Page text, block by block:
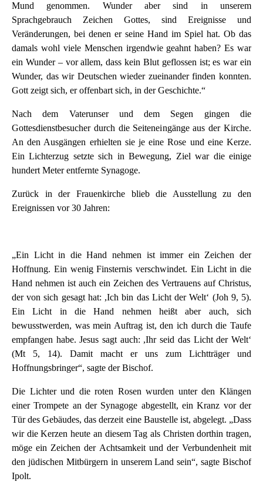
Mund genommen. Wunder aber sind in unserem
Sprachgebrauch Zeichen Gottes, sind Ereignisse und
Veränderungen, bei denen er seine Hand im Spiel hat. Ob das
damals wohl viele Menschen irgendwie geahnt haben? Es war
ein Wunder – vor allem, dass kein Blut geflossen ist; es war ein
Wunder, das wir Deutschen wieder zueinander finden konnten.
Gott zeigt sich, er offenbart sich, in der Geschichte.“
Nach dem Vaterunser und dem Segen gingen die
Gottesdienstbesucher durch die Seiteneingänge aus der Kirche.
An den Ausgängen erhielten sie je eine Rose und eine Kerze.
Ein Lichterzug setzte sich in Bewegung, Ziel war die einige
hundert Meter entfernte Synagoge.
Zurück in der Frauenkirche blieb die Ausstellung zu den
Ereignissen vor 30 Jahren:
„Ein Licht in die Hand nehmen ist immer ein Zeichen der
Hoffnung. Ein wenig Finsternis verschwindet. Ein Licht in die
Hand nehmen ist auch ein Zeichen des Vertrauens auf Christus,
der von sich gesagt hat: ,Ich bin das Licht der Welt‘ (Joh 9, 5).
Ein Licht in die Hand nehmen heißt aber auch, sich
bewusstwerden, was mein Auftrag ist, den ich durch die Taufe
empfangen habe. Jesus sagt auch: ,Ihr seid das Licht der Welt‘
(Mt 5, 14). Damit macht er uns zum Lichtträger und
Hoffnungsbringer“, sagte der Bischof.
Die Lichter und die roten Rosen wurden unter den Klängen
einer Trompete an der Synagoge abgestellt, ein Kranz vor der
Tür des Gebäudes, das derzeit eine Baustelle ist, abgelegt. „Dass
wir die Kerzen heute an diesem Tag als Christen dorthin tragen,
möge ein Zeichen der Achtsamkeit und der Verbundenheit mit
den jüdischen Mitbürgern in unserem Land sein“, sagte Bischof
Ipolt.